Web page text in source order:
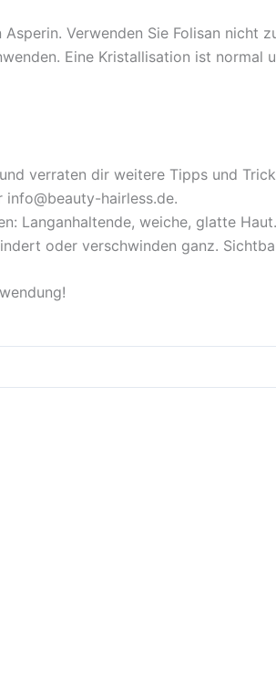
Verwenden Sie Folisan nicht
Eine Kristallisation ist
verraten dir weitere Tipps und
hairless.de.
Langanhaltende, weiche, glatte
oder verschwinden ganz.